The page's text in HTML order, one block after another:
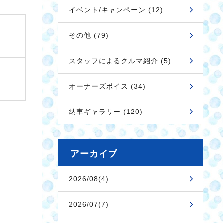
イベント/キャンペーン (12)
その他 (79)
スタッフによるクルマ紹介 (5)
オーナーズボイス (34)
納車ギャラリー (120)
アーカイブ
2026/08(4)
2026/07(7)